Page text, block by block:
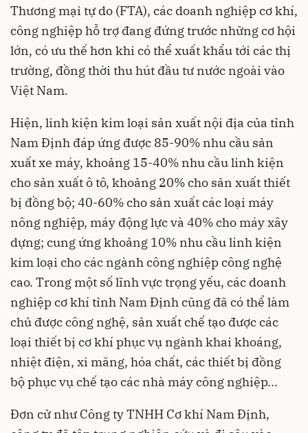
Thương mại tự do (FTA), các doanh nghiệp cơ khí,
công nghiệp hỗ trợ đang đứng trước những cơ hội
lớn, có ưu thế hơn khi có thể xuất khẩu tới các thị
trường, đồng thời thu hút đầu tư nước ngoài vào
Việt Nam.
Hiện, linh kiện kim loại sản xuất nội địa của tỉnh
Nam Định đáp ứng được 85-90% nhu cầu sản
xuất xe máy, khoảng 15-40% nhu cầu linh kiện
cho sản xuất ô tô, khoảng 20% cho sản xuất thiết
bị đồng bộ; 40-60% cho sản xuất các loại máy
nông nghiệp, máy động lực và 40% cho máy xây
dựng; cung ứng khoảng 10% nhu cầu linh kiện
kim loại cho các ngành công nghiệp công nghệ
cao. Trong một số lĩnh vực trọng yếu, các doanh
nghiệp cơ khí tỉnh Nam Định cũng đã có thể làm
chủ được công nghệ, sản xuất chế tạo được các
loại thiết bị cơ khí phục vụ ngành khai khoáng,
nhiệt điện, xi măng, hóa chất, các thiết bị đồng
bộ phục vụ chế tạo các nhà máy công nghiệp...
Đơn cử như Công ty TNHH Cơ khí Nam Định,